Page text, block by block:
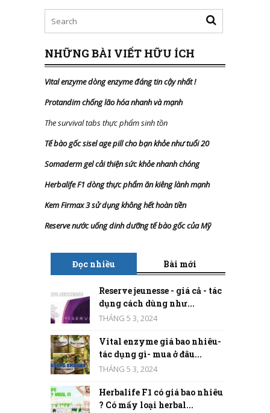
NHỮNG BÀI VIẾT HỮU ÍCH
Vital enzyme dòng enzyme đáng tin cậy nhất!
Protandim chống lão hóa nhanh và mạnh
The survival tabs thực phẩm sinh tồn
Tế bào gốc sisel age pill cho bạn khỏe như tuổi 20
Somaderm gel cải thiện sức khỏe nhanh chóng
Herbalife F1 dòng thực phẩm ăn kiêng lành mạnh
Kem Firmax 3 sử dụng không hết hoàn tiền
Reserve nước uống dinh dưỡng tế bào gốc của Mỹ
Đọc nhiều Bài mới
Reserve jeunesse - giá cả - tác
dụng cách dùng như...
THÁNG 5 3, 2024
Vital enzyme giá bao nhiêu-
tác dụng gì- mua ở đâu...
THÁNG 5 3, 2024
Herbalife F1 có giá bao nhiêu
? Có mấy loại herbal...